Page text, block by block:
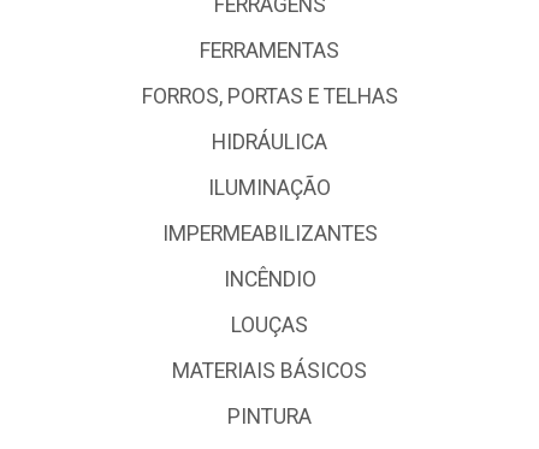
FERRAGENS
FERRAMENTAS
FORROS, PORTAS E TELHAS
HIDRÁULICA
ILUMINAÇÃO
IMPERMEABILIZANTES
INCÊNDIO
LOUÇAS
MATERIAIS BÁSICOS
PINTURA